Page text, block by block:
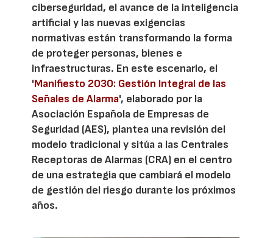
ciberseguridad, el avance de la inteligencia
artificial y las nuevas exigencias
normativas están transformando la forma
de proteger personas, bienes e
infraestructuras. En este escenario, el
'Manifiesto 2030: Gestión Integral de las
Señales de Alarma', elaborado por la
Asociación Española de Empresas de
Seguridad (AES), plantea una revisión del
modelo tradicional y sitúa a las Centrales
Receptoras de Alarmas (CRA) en el centro
de una estrategia que cambiará el modelo
de gestión del riesgo durante los próximos
años.